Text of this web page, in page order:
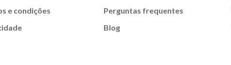
e condições
Perguntas frequentes
Blog